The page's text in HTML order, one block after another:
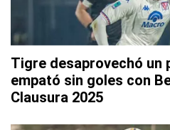
Tigre desaprovechó un
empató sin goles con
Clausura 2025